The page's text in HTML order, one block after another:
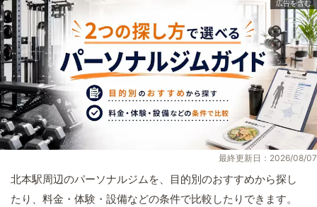
最終更新日：2026/08/07
北本駅周辺のパーソナルジムを、目的別のおすすめから探し
たり、料金・体験・設備などの条件で比較したりできます。